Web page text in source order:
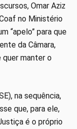
Omar Aziz
no Ministério
“apelo” para que
da Câmara,
quer manter o
na sequência,
que, para ele,
é o próprio